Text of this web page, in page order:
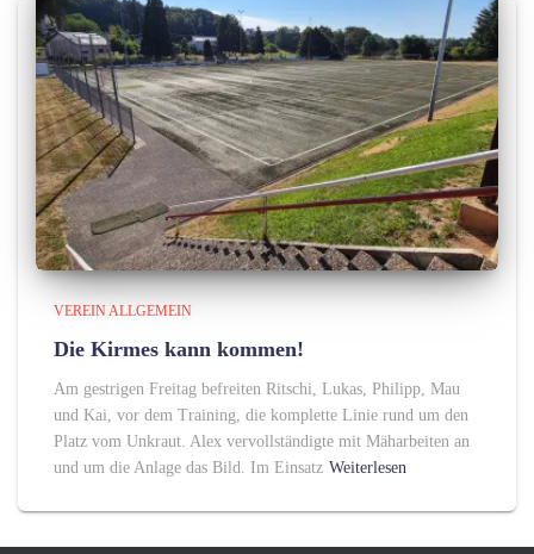
VEREIN ALLGEMEIN
Die Kirmes kann kommen!
Am gestrigen Freitag befreiten Ritschi, Lukas, Philipp, Mau
und Kai, vor dem Training, die komplette Linie rund um den
Platz vom Unkraut. Alex vervollständigte mit Mäharbeiten an
und um die Anlage das Bild. Im Einsatz Weiterlesen